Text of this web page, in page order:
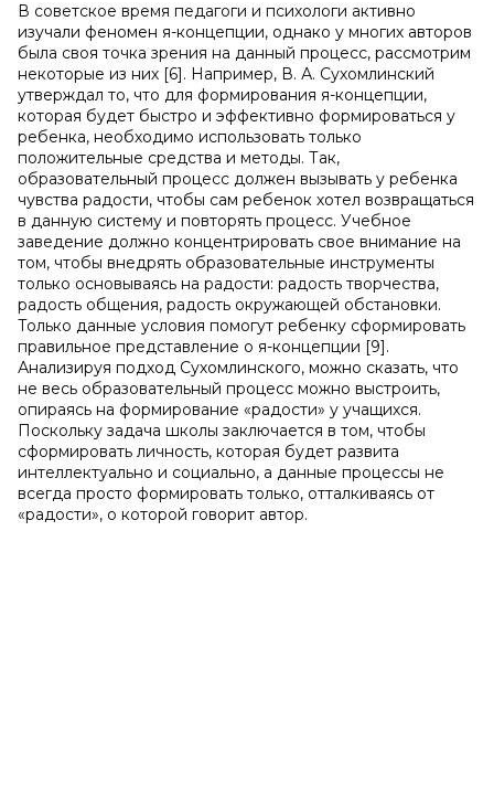
В советское время педагоги и психологи активно
изучали феномен я-концепции, однако у многих авторов
была своя точка зрения на данный процесс, рассмотрим
некоторые из них [6]. Например, В. А. Сухомлинский
утверждал то, что для формирования я-концепции,
которая будет быстро и эффективно формироваться у
ребенка, необходимо использовать только
положительные средства и методы. Так,
образовательный процесс должен вызывать у ребенка
чувства радости, чтобы сам ребенок хотел возвращаться
в данную систему и повторять процесс. Учебное
заведение должно концентрировать свое внимание на
том, чтобы внедрять образовательные инструменты
только основываясь на радости: радость творчества,
радость общения, радость окружающей обстановки.
Только данные условия помогут ребенку сформировать
правильное представление о я-концепции [9].
Анализируя подход Сухомлинского, можно сказать, что
не весь образовательный процесс можно выстроить,
опираясь на формирование «радости» у учащихся.
Поскольку задача школы заключается в том, чтобы
сформировать личность, которая будет развита
интеллектуально и социально, а данные процессы не
всегда просто формировать только, отталкиваясь от
«радости», о которой говорит автор.